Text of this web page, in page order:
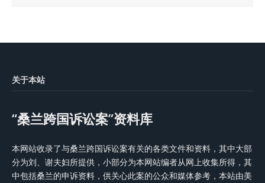
关于本站
“桑兰跨国诉讼案”资料库
本网站收录了与桑兰跨国诉讼案有关的各类文件和资料，其中大部
分为刘、谢夫妇所提供，小部分为本网站编者从网上收集所得，其
中包括桑兰的申诉资料，供关心此案的公众和媒体参考，本站由美